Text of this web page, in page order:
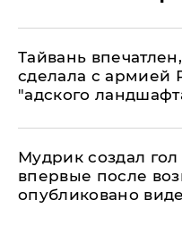
Тайвань
сделала с армией
"адского
Мудрик создал
впервые после
опубликовано